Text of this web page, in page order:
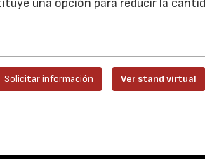
una opción para reducir la
Solicitar información Ver stand virtual